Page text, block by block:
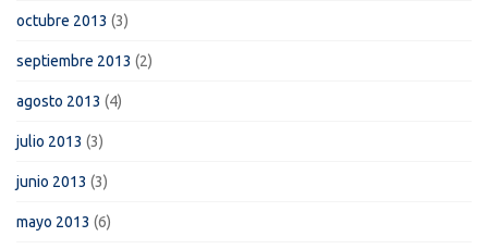
octubre 2013 (3)
septiembre 2013 (2)
agosto 2013 (4)
julio 2013 (3)
junio 2013 (3)
mayo 2013 (6)